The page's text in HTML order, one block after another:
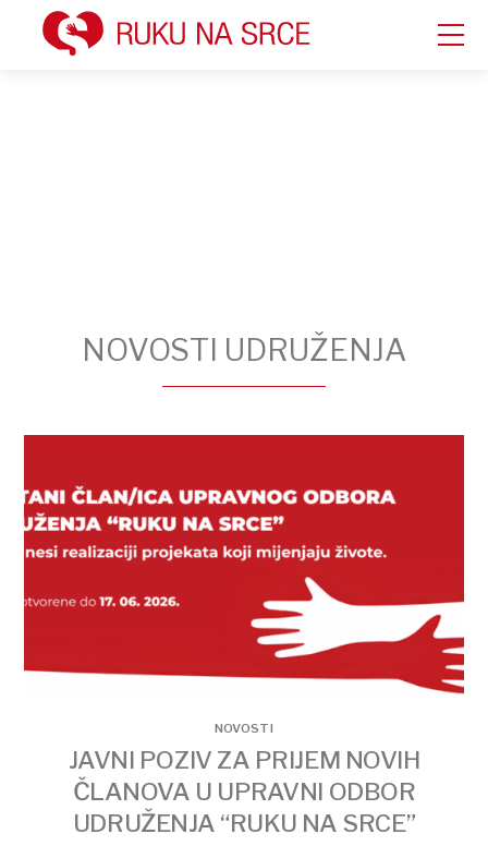
NOVOSTI UDRUŽENJA
NOVOSTI
JAVNI POZIV ZA PRIJEM NOVIH
ČLANOVA U UPRAVNI ODBOR
UDRUŽENJA “RUKU NA SRCE”